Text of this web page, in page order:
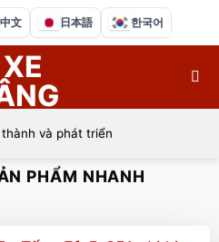
中文 日本語 한국어
và phát triển
PHẨM NHANH